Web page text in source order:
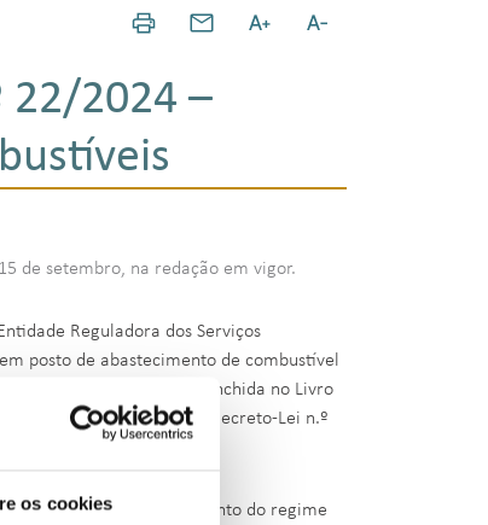
os cookies
22/2024 –
de setembro, na redação em vigor.
Reguladora dos Serviços
posto de abastecimento de combustível
o original da folha preenchida no Livro
do n.º 1 do artigo 5.º do Decreto-Lei n.º
pelo incumprimento do regime